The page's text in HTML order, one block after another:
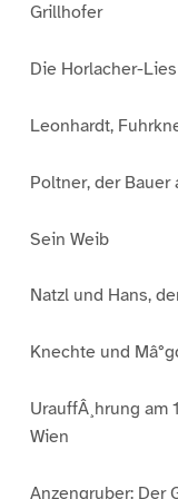
Grillhofer
Die Horlacher-Lies
Leonhardt,
Poltner, der Bauer
Sein Weib
Natzl und Hans,
Knechte und
UrauffÂ¸hrung am
Wien
Anzengruber: Der